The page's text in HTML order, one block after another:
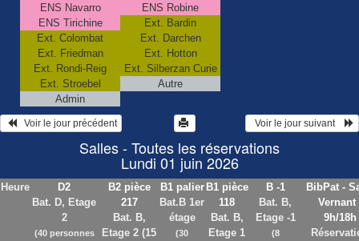
ENS Navarro
ENS Robine
ENS Tirichine
Ext. Bardin
Ext. Colombat
Ext. Darchen
Ext. Friedman
Ext. Hotton
Ext. Rondi-Reig
Ext. Silberzan Curie
Ext. Stroebel
Autre
Admin
   Voir le jour précédent
  Voir le jour suivant
Salles - Toutes les réservations
Lundi 01 juin 2026
Heure
D2
Bat. D, Etage
2
(40 personnes
B2 pièce
217
Bat. B,
Etage 2 (15
B1 palier
Bat.B 1er
étage
(30
B1 pièce
118
Bat. B,
Etage 1
B -1
Bat. B,
Etage -1
(8
BibPat -
Vernant
9h/18h